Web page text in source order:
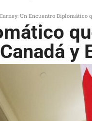
Un Encuentro Diplomático
y